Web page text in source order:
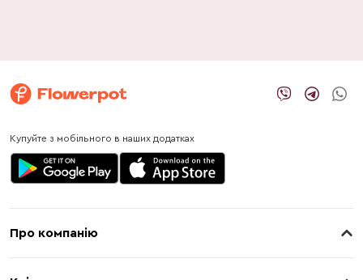
Купуйте з мобільного в наших додатках
Про компанію